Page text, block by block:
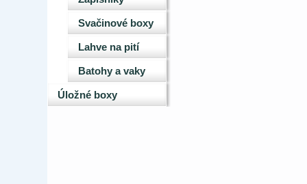
Svačinové boxy
Lahve na pití
Batohy a vaky
Úložné boxy